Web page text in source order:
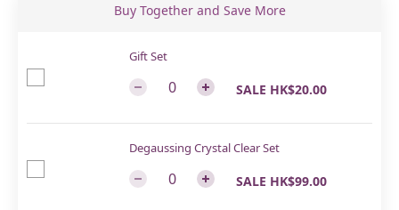
Buy Together and Save More
Gift Set
SALE HK$20.00
Degaussing Crystal Clear Set
SALE HK$99.00